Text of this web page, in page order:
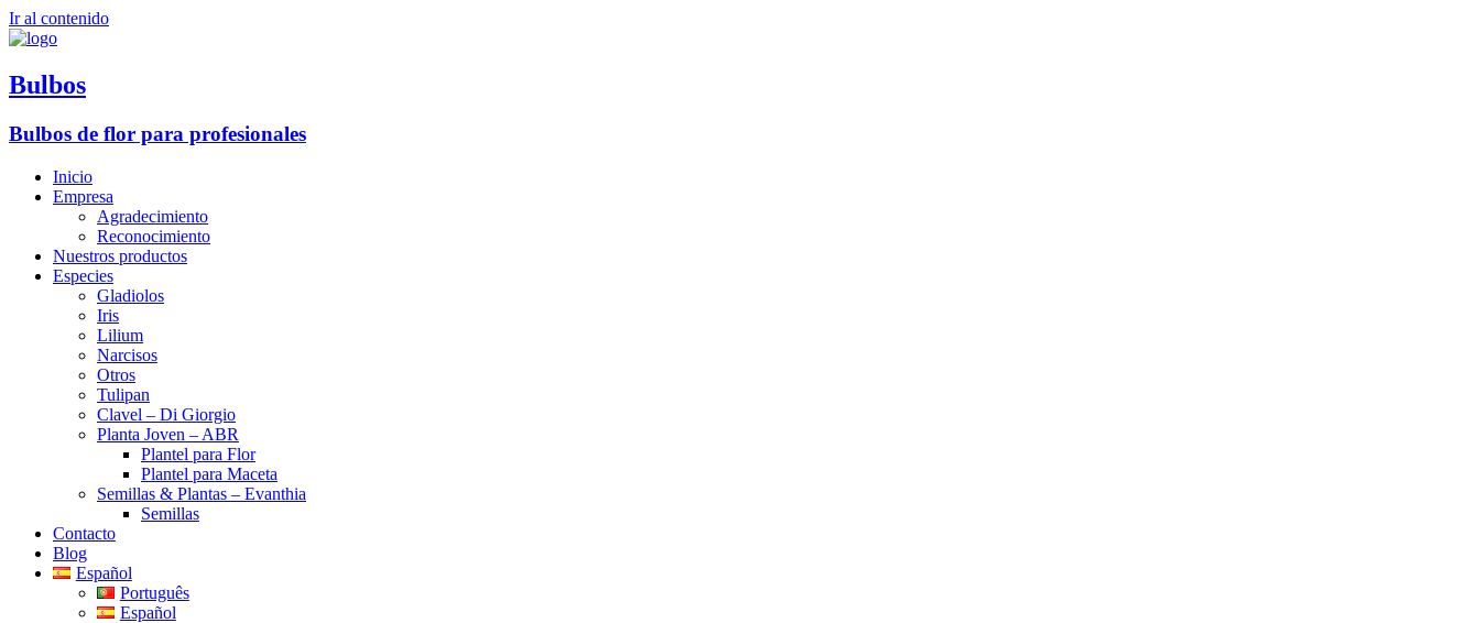
Ir al contenido
Bulbos
Bulbos de flor para profesionales
Inicio
Empresa
Agradecimiento
Reconocimiento
Nuestros productos
Especies
Gladiolos
Iris
Lilium
Narcisos
Otros
Tulipan
Clavel – Di Giorgio
Planta Joven – ABR
Plantel para Flor
Plantel para Maceta
Semillas & Plantas – Evanthia
Semillas
Contacto
Blog
Español
Português
Español